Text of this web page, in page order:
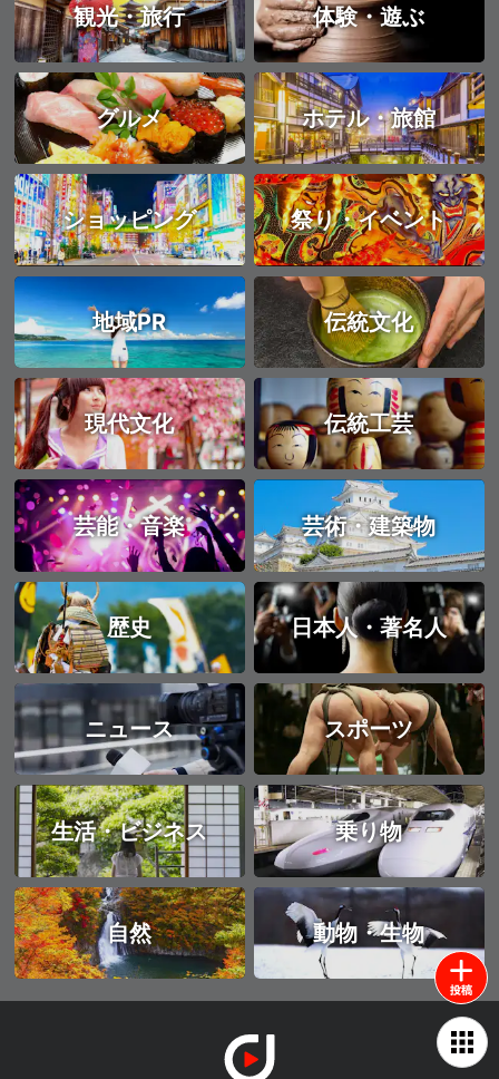
観光・旅行 体験・遊ぶ
グルメ ホテル・旅館
ショッピング 祭り・イベント
地域PR 伝統文化
現代文化 伝統工芸
芸能・音楽 芸術・建築物
歴史 日本人・著名人
ニュース スポーツ
生活・ビジネス 乗り物
自然 動物・生物